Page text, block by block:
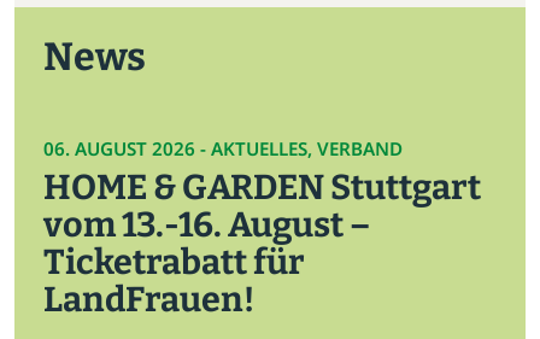
News
06. AUGUST 2026 - AKTUELLES, VERBAND
HOME & GARDEN Stuttgart
vom 13.-16. August –
Ticketrabatt für
LandFrauen!